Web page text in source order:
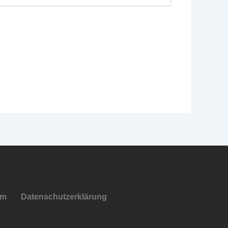
Datenschutzerklärung